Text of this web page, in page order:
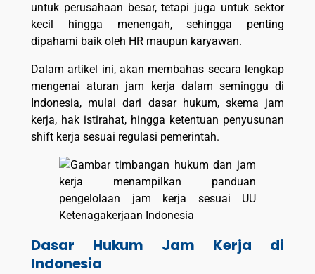
untuk perusahaan besar, tetapi juga untuk sektor
kecil hingga menengah, sehingga penting
dipahami baik oleh HR maupun karyawan.
Dalam artikel ini, akan membahas secara lengkap
mengenai aturan jam kerja dalam seminggu di
Indonesia, mulai dari dasar hukum, skema jam
kerja, hak istirahat, hingga ketentuan penyusunan
shift kerja sesuai regulasi pemerintah.
Dasar Hukum Jam Kerja di
Indonesia